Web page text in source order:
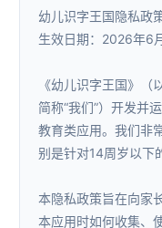
幼儿识字王国隐私政
生效日期：2026年6
《幼儿识字王国》（
简称“我们”）开发并
教育类应用。我们非
别是针对14周岁以下
本隐私政策旨在向家
本应用时如何收集、